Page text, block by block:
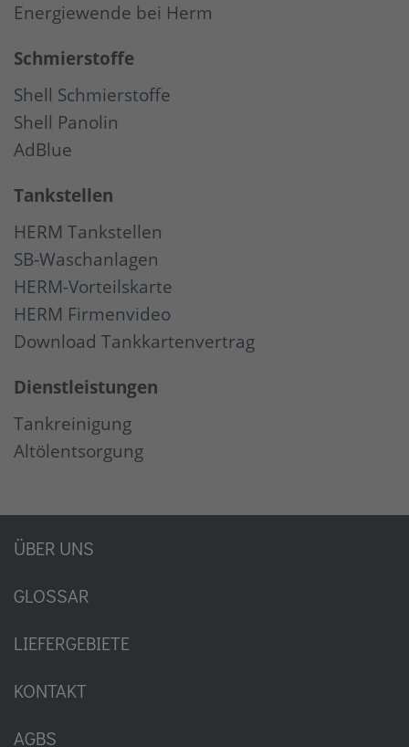
Energiewende bei Herm
Schmierstoffe
Shell Schmierstoffe
Shell Panolin
AdBlue
Tankstellen
HERM Tankstellen
SB-Waschanlagen
HERM-Vorteilskarte
HERM Firmenvideo
Download Tankkartenvertrag
Dienstleistungen
Tankreinigung
Altölentsorgung
ÜBER UNS
GLOSSAR
LIEFERGEBIETE
KONTAKT
AGBS